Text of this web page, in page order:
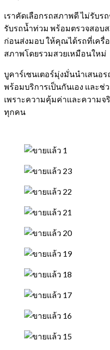
เราคัดเลือกรถสภาพดี ไม่รับ
รับรถน้ำท่วม พร้อมตรวจสอบ
ก่อนส่งมอบ ให้คุณได้รถที่เครื่
สภาพโดยรวมสวยเหมือนใหม่
บูคาร์เซนเตอร์มุ่งมั่นนำเสน
พร้อมบริการเป็นกันเอง และช่
เพราะความคุ้มค่าและความจ
ทุกคน